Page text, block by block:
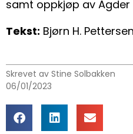
samt oppkjøp av Agder
Tekst: Bjørn H.
Skrevet av Stine Solbakken
06/01/2023